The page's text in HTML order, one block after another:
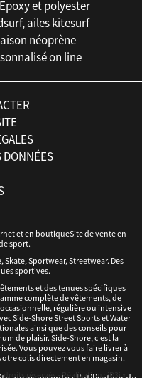
et polyester
ailes kitesurf
néoprène
on line
DONNÉES
et en boutiqueSite de vente en
sport.
Sportwear, Streetwear. Des
sportives.
et des tenues spécifiques
complète de vêtements, de
régulière ou intensive
Side-Shore Street Sports et Water
ainsi que des conseils pour
de plaisir. Side-Shore, c'est la
Vous pouvez vous faire livrer à
colis directement en magasin.
droits réservés - Réalisation :iD3ix